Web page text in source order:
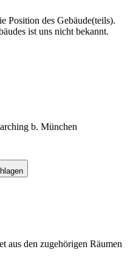
Position des Gebäude(teils).
ist uns nicht bekannt.
b. München
aus den zugehörigen Räumen